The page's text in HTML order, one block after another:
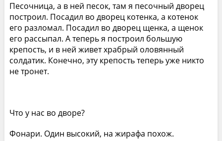
Песочница, а в ней песок, там я песочный дворец
построил. Посадил во дворец котенка, а котенок
его разломал. Посадил во дворец щенка, а щенок
его рассыпал. А теперь я построил большую
крепость, и в ней живет храбрый оловянный
солдатик. Конечно, эту крепость теперь уже никто
не тронет.
Что у нас во дворе?
Фонари. Один высокий, на жирафа похож.